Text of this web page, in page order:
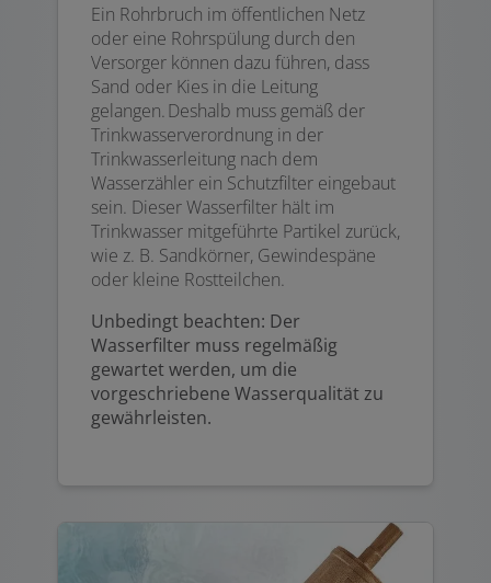
Ein Rohrbruch im öffentlichen Netz
oder eine Rohrspülung durch den
Versorger können dazu führen, dass
Sand oder Kies in die Leitung
gelangen. Deshalb muss gemäß der
Trinkwasserverordnung in der
Trinkwasserleitung nach dem
Wasserzähler ein Schutzfilter eingebaut
sein. Dieser Wasserfilter hält im
Trinkwasser mitgeführte Partikel zurück,
wie z. B. Sandkörner, Gewindespäne
oder kleine Rostteilchen.
Unbedingt beachten: Der
Wasserfilter muss regelmäßig
gewartet werden, um die
vorgeschriebene Wasserqualität zu
gewährleisten.